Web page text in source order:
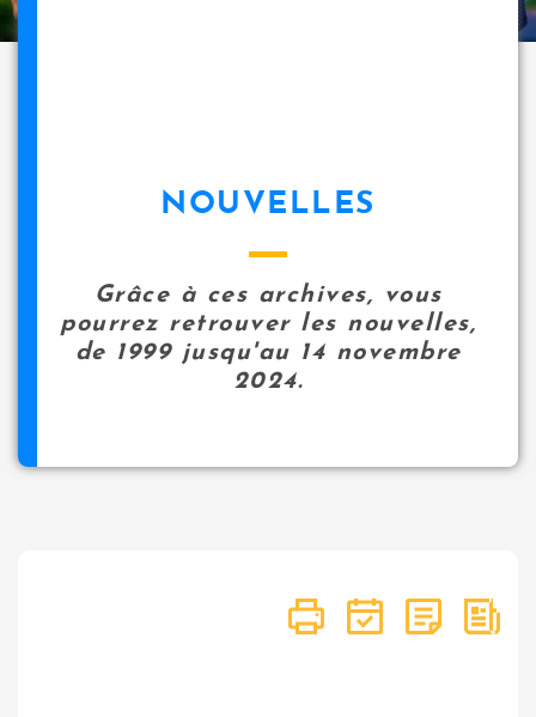
NOUVELLES
Grâce à ces archives, vous
pourrez retrouver les nouvelles,
de 1999 jusqu'au 14 novembre
2024.